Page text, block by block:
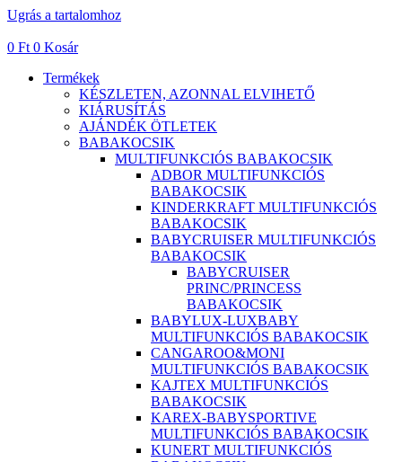
Ugrás a tartalomhoz
0 Ft 0 Kosár
Termékek
KÉSZLETEN, AZONNAL ELVIHETŐ
KIÁRUSÍTÁS
AJÁNDÉK ÖTLETEK
BABAKOCSIK
MULTIFUNKCIÓS BABAKOCSIK
ADBOR MULTIFUNKCIÓS
BABAKOCSIK
KINDERKRAFT MULTIFUNKCIÓS
BABAKOCSIK
BABYCRUISER MULTIFUNKCIÓS
BABAKOCSIK
BABYCRUISER
PRINC/PRINCESS
BABAKOCSIK
BABYLUX-LUXBABY
MULTIFUNKCIÓS BABAKOCSIK
CANGAROO&MONI
MULTIFUNKCIÓS BABAKOCSIK
KAJTEX MULTIFUNKCIÓS
BABAKOCSIK
KAREX-BABYSPORTIVE
MULTIFUNKCIÓS BABAKOCSIK
KUNERT MULTIFUNKCIÓS